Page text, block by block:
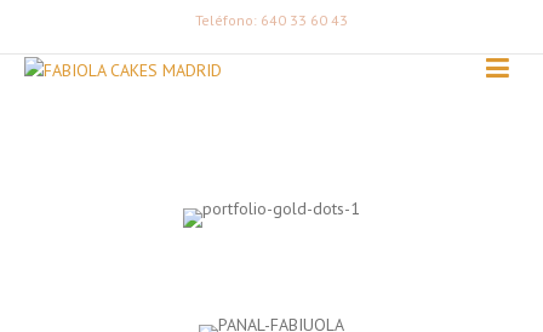
Teléfono: 640 33 60 43